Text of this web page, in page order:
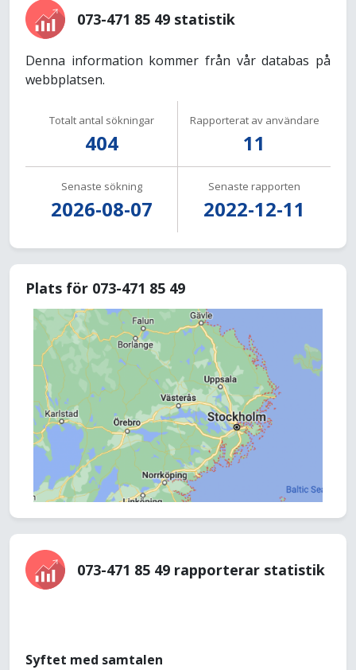
073-471 85 49 statistik
Denna information kommer från vår databas på
webbplatsen.
Totalt antal sökningar
404
Rapporterat av användare
11
Senaste sökning
2026-08-07
Senaste rapporten
2022-12-11
Plats för 073-471 85 49
073-471 85 49 rapporterar statistik
Syftet med samtalen